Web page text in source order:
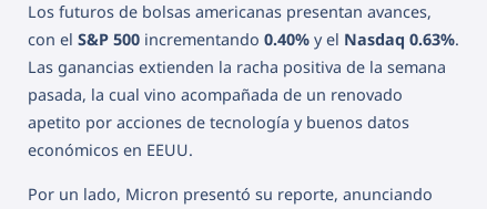
Los futuros de bolsas americanas presentan avances,
con el S&P 500 incrementando 0.40% y el Nasdaq 0.63%.
Las ganancias extienden la racha positiva de la semana
pasada, la cual vino acompañada de un renovado
apetito por acciones de tecnología y buenos datos
económicos en EEUU.
Por un lado, Micron presentó su reporte, anunciando